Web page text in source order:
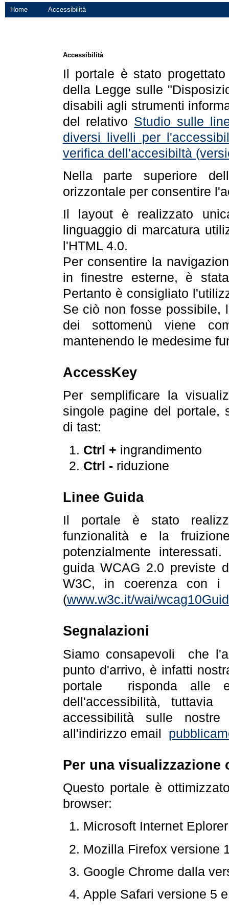
Home Accessibilità
Accessibilità
Il portale è stato
della Legge sulle
disabili agli strumenti
del relativo Studio sulle
diversi livelli per
verifica dell'accesibiltà
Nella parte superiore
orizzontale per consentire
Il layout è realizzato
linguaggio di marcatura
l'HTML 4.0.
Per consentire la
in finestre esterne, è
Pertanto è consigliato
Se ciò non fosse possibile,
dei sottomenù viene
mantenendo le medesime
AccessKey
Per semplificare la
singole pagine del portale,
di tast:
Ctrl + ingrandimento
Ctrl -riduzione
Linee Guida
Il portale è stato
funzionalità e la
potenzialmente
guida WCAG 2.0 previste
W3C, in coerenza con i
(www.w3c.it/wai/
Segnalazioni
Siamo consapevoli che
punto d'arrivo, è infatti
portale risponda alle
dell'accessibilità,
accessibilità sulle
all'indirizzo email
Per una visualizzazione
Questo portale è
browser:
Microsoft Internet
Mozilla Firefox versione
Google Chrome dalla
Apple Safari versione 5